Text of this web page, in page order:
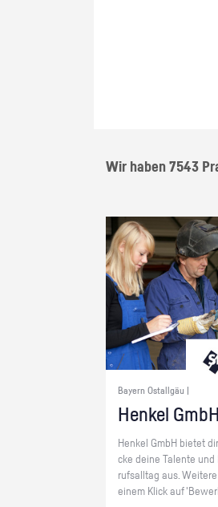
Wir haben 7543
Bayern Ostallgäu |
Hen­kel GmbH
Hen­kel GmbH bie­tet
cke deine Ta­len­te
rufs­all­tag aus.
einem Klick auf